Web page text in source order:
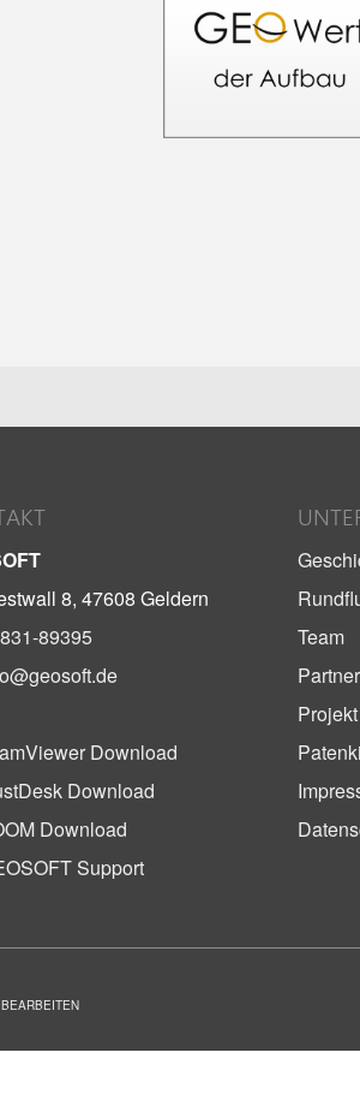
8, 47608 Geldern
89395
Download
Download
Download
Support
Team
Partner